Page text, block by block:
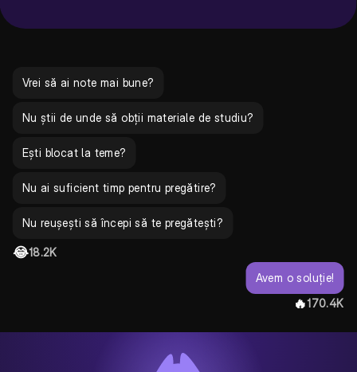
Vrei să ai note mai bune?
Nu știi de unde să obții materiale de studiu?
Ești blocat la teme?
Nu ai suficient timp pentru pregătire?
Nu reușești să începi să te pregătești?
😂18.2K
Avem o soluție!
🔥170.4K